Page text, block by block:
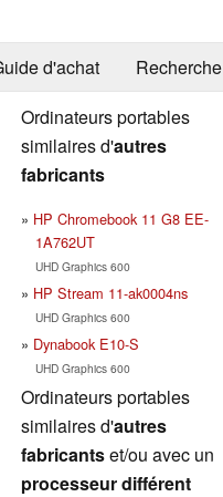
d'achat Recherche
Ordinateurs portables
similaires d'autres
fabricants
HP Chromebook 11 G8 EE-
1A762UT
UHD Graphics 600
HP Stream 11-ak0004ns
UHD Graphics 600
Dynabook E10-S
UHD Graphics 600
Ordinateurs portables
similaires d'autres
fabricantset/ou avec un
processeur différent